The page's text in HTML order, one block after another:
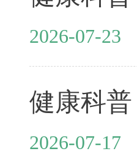
2026-07-23
2026-07-17